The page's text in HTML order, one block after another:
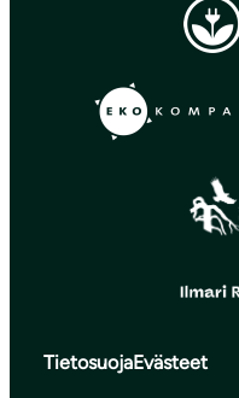
TietosuojaEvästeet